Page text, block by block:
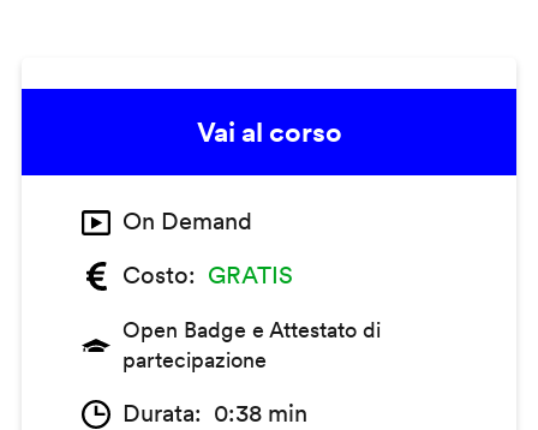
Vai al corso
On Demand
Costo
GRATIS
Open Badge e Attestato di
partecipazione
Durata 0:38 min